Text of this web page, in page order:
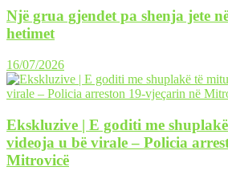
Një grua gjendet pa shenja jete
hetimet
16/07/2026
Ekskluzive | E goditi me
videoja u bë virale – Policia
Mitrovicë